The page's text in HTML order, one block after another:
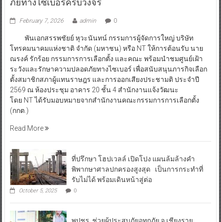
ภัยทางไซเบอร์ครบวงจร
February 7, 2026 admin 0
พันเอกสรรพชัยย์ หุวะนันทน์ กรรมการผู้จัดการใหญ่ บริษัท
โทรคมนาคมแห่งชาติ จำกัด (มหาชน) หรือ NT ให้การต้อนรับ นาย
ณรงค์ รักร้อย กรรมการการเลือกตั้ง และคณะ พร้อมนำชมศูนย์เฝ้า
ระวังและรักษาความปลอดภัยทางไซเบอร์ เพื่อสนับสนุนภารกิจเลือก
ตั้งสมาชิกสภาผู้แทนราษฎร และการออกเสียงประชามติ ประจำปี
2569 ณ ห้องประชุม อาคาร 20 ชั้น 4 สำนักงานแจ้งวัฒนะ
โดย NT ได้รับมอบหมายจากสำนักงานคณะกรรมการการเลือกตั้ง
(กกต.)
Read More
ที่ปรึกษา โฮปเวลล์ เปิดโปง แผนล้มล้างคำ
พิพากษาศาลปกครองสูงสุด เป็นการกระทำที่
รับไม่ได้ พร้อมเดินหน้าสู่ต่อ
October 5, 2025 0